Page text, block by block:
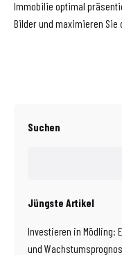
Immobilie optimal
Bilder und maximieren Sie
Suchen
Jüngste Artikel
Investieren in Mödling:
und